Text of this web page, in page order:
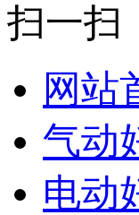
扫一扫
网站
气动
电动